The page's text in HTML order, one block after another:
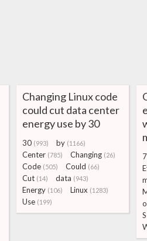
Changing Linux code
could cut data center
energy use by 30
30 (993) by (1166)
Center (785) Changing (26)
Code (505) Could (66)
Cut (14) data (943)
Energy (106) Linux (1283)
Use (199)